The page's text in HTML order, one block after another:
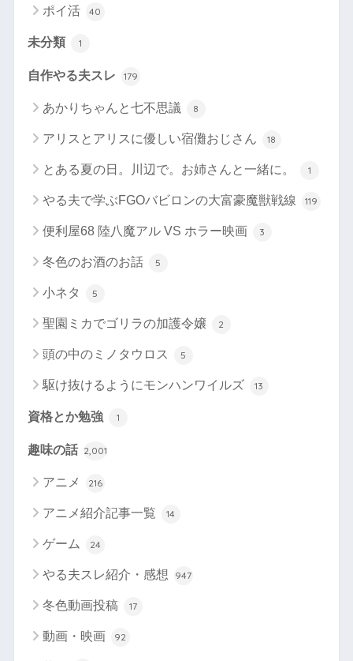
ポイ活 40
未分類 1
自作やる夫スレ 179
あかりちゃんと七不思議 8
アリスとアリスに優しい宿儺おじさん 18
とある夏の日。川辺で。お姉さんと一緒に。 1
やる夫で学ぶFGOバビロンの大富豪魔獣戦線 119
便利屋68 陸八魔アル VS ホラー映画 3
冬色のお酒のお話 5
小ネタ 5
聖園ミカでゴリラの加護令嬢 2
頭の中のミノタウロス 5
駆け抜けるようにモンハンワイルズ 13
資格とか勉強 1
趣味の話 2,001
アニメ 216
アニメ紹介記事一覧 14
ゲーム 24
やる夫スレ紹介・感想 947
冬色動画投稿 17
動画・映画 92